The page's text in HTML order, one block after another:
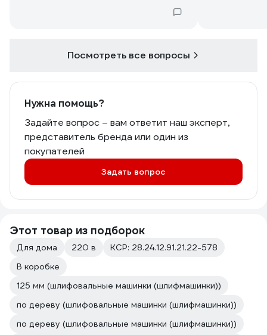
Посмотреть все вопросы
Нужна помощь?
Задайте вопрос – вам ответит наш эксперт,
представитель бренда или один из
покупателей
Задать вопрос
Этот товар из подборок
Для дома 220 в
КСР: 28.24.12.91.21.22-578
В коробке
125 мм (шлифовальные машинки (шлифмашинки))
по дереву (шлифовальные машинки (шлифмашинки))
по дереву (шлифовальные машинки (шлифмашинки))